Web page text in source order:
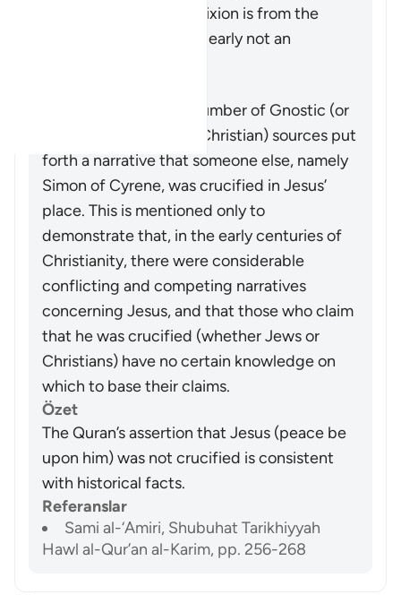
testimony to the crucifixion is from the
letters of Paul, who is clearly not an
On the other hand, a number of Gnostic (or
other early heterodox Christian) sources put
forth a narrative that someone else, namely
Simon of Cyrene, was crucified in Jesus’
place. This is mentioned only to
demonstrate that, in the early centuries of
Christianity, there were considerable
conflicting and competing narratives
concerning Jesus, and that those who claim
that he was crucified (whether Jews or
Christians) have no certain knowledge on
which to base their claims.
Özet
The Quran’s assertion that Jesus (peace be
upon him) was not crucified is consistent
with historical facts.
Referanslar
Sami al-‘Amiri, Shubuhat Tarikhiyyah
Hawl al-Qur’an al-Karim, pp. 256-268